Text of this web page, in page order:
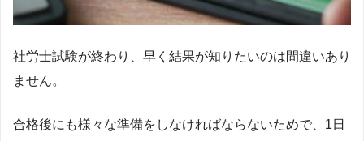
社労士試験が終わり、早く結果が知りたいのは間違いあり
ません。
合格後にも様々な準備をしなければならないためで、1日